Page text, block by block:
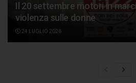
Il 20 settembre motori in
violenza sulle donne
24 LUGLIO 2026